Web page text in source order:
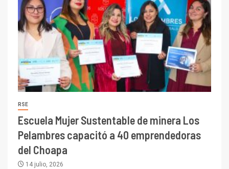
RSE
Escuela Mujer Sustentable de minera Los
Pelambres capacitó a 40 emprendedoras
del Choapa
14 julio, 2026